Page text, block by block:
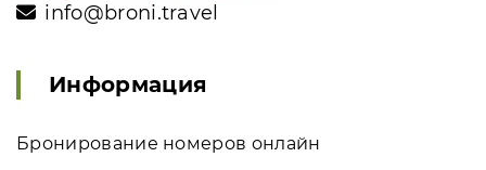
info@broni.travel
Информация
Бронирование номеров онлайн